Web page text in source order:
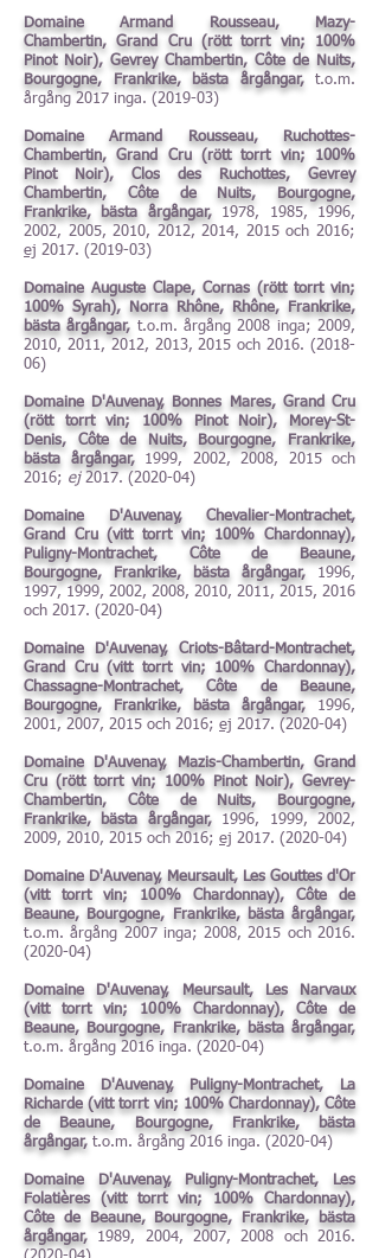
Domaine Armand Rousseau, Mazy-
Chambertin, Grand Cru (rött torrt vin; 100%
Pinot Noir), Gevrey Chambertin, Côte de Nuits,
Bourgogne, Frankrike, bästa årgångar, t.o.m.
årgång 2017 inga. (2019-03)
Domaine Armand Rousseau, Ruchottes-
Chambertin, Grand Cru (rött torrt vin; 100%
Pinot Noir), Clos des Ruchottes, Gevrey
Chambertin, Côte de Nuits, Bourgogne,
Frankrike, bästa årgångar,1978, 1985, 1996,
2002, 2005, 2010, 2012, 2014, 2015 och 2016;
ej 2017. (2019-03)
Domaine Auguste Clape, Cornas (rött torrt vin;
100% Syrah), Norra Rhône, Rhône, Frankrike,
bästa årgångar, t.o.m. årgång 2008 inga; 2009,
2010, 2011, 2012, 2013, 2015 och2016. (2018-
06)
Domaine D'Auvenay, Bonnes Mares, Grand Cru
(rött torrt vin; 100% Pinot Noir), Morey-St-
Denis, Côte de Nuits, Bourgogne, Frankrike,
bästa årgångar,1999, 2002, 2008, 2015 och
2016; ej 2017. (2020-04)
Domaine D'Auvenay, Chevalier-Montrachet,
Grand Cru (vitt torrt vin; 100% Chardonnay),
Puligny-Montrachet, Côte de Beaune,
Bourgogne, Frankrike, bästa årgångar, 1996,
1997, 1999, 2002, 2008, 2010, 2011, 2015, 2016
och 2017. (2020-04)
Domaine D'Auvenay, Criots-Bâtard-Montrachet,
Grand Cru (vitt torrt vin; 100% Chardonnay),
Chassagne-Montrachet, Côte de Beaune,
Bourgogne, Frankrike, bästa årgångar, 1996,
2001, 2007, 2015 och 2016; ej 2017. (2020-04)
Domaine D'Auvenay, Mazis-Chambertin, Grand
Cru (rött torrt vin; 100% Pinot Noir), Gevrey-
Chambertin, Côte de Nuits, Bourgogne,
Frankrike, bästa årgångar,1996, 1999, 2002,
2009, 2010, 2015 och 2016; ej 2017. (2020-04)
Domaine D'Auvenay, Meursault, Les Gouttes d'Or
(vitt torrt vin; 100% Chardonnay), Côte de
Beaune, Bourgogne, Frankrike, bästa årgångar,
t.o.m. årgång 2007 inga; 2008, 2015 och 2016.
(2020-04)
Domaine D'Auvenay, Meursault, Les Narvaux
(vitt torrt vin; 100% Chardonnay), Côte de
Beaune, Bourgogne, Frankrike, bästa årgångar,
t.o.m. årgång 2016 inga. (2020-04)
Domaine D'Auvenay, Puligny-Montrachet, La
Richarde (vitt torrt vin; 100% Chardonnay), Côte
de Beaune, Bourgogne, Frankrike, bästa
årgångar, t.o.m. årgång 2016 inga. (2020-04)
Domaine D'Auvenay, Puligny-Montrachet, Les
Folatières (vitt torrt vin; 100% Chardonnay),
Côte de Beaune, Bourgogne, Frankrike, bästa
årgångar, 1989, 2004, 2007, 2008 och 2016.